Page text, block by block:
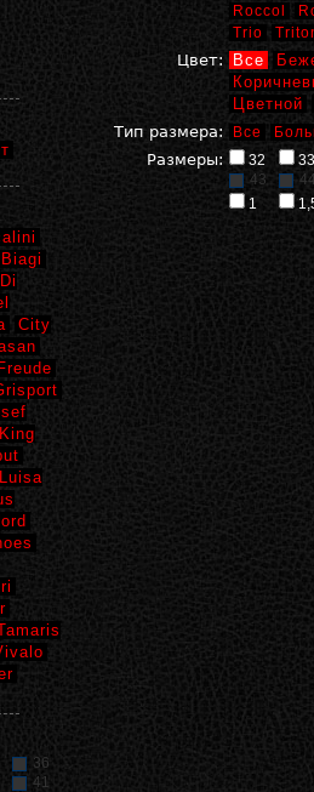
Roccol
Trio
Цвет: Все
Цветной
Тип размера:
Все
Размеры: 32
33
43
1
Di
City
Freude
King
Luisa
36
41